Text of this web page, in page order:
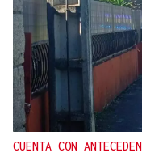
CUENTA CON